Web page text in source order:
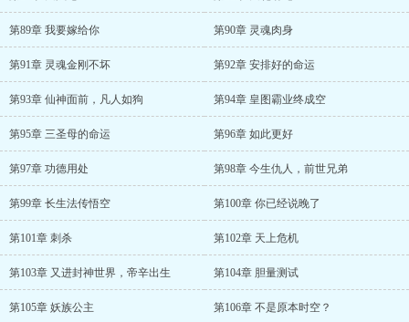
第89章 我要嫁给你 第90章 灵魂肉身
第91章 灵魂金刚不坏 第92章 安排好的命运
第93章 仙神面前，凡人如狗 第94章 皇图霸业终成空
第95章 三圣母的命运 第96章 如此更好
第97章 功德用处 第98章 今生仇人，前世兄弟
第99章 长生法传悟空 第100章 你已经说晚了
第101章 刺杀 第102章 天上危机
第103章 又进封神世界，帝辛出生 第104章 胆量测试
第105章 妖族公主 第106章 不是原本时空？